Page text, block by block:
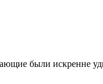
были искренне